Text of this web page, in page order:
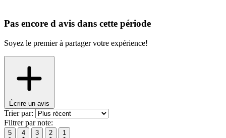
Pas encore d avis dans cette période
Soyez le premier à partager votre expérience!
Écrire un avis
Trier par:
Filtrer par note:
5 4 3 2 1